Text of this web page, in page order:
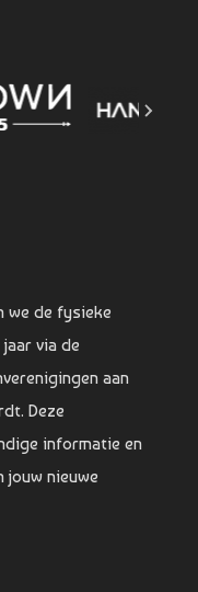
we de fysieke
via de
aan
Deze
informatie en
nieuwe